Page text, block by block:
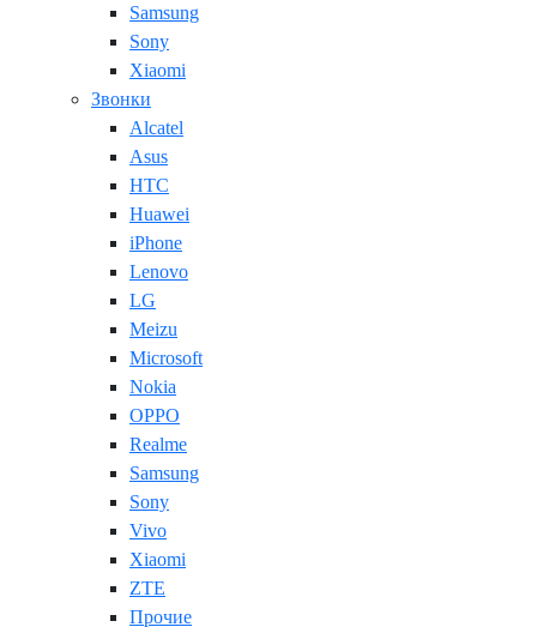
Samsung
Sony
Xiaomi
Звонки
Alcatel
Asus
HTC
Huawei
iPhone
Lenovo
LG
Meizu
Microsoft
Nokia
OPPO
Realme
Samsung
Sony
Vivo
Xiaomi
ZTE
Прочие